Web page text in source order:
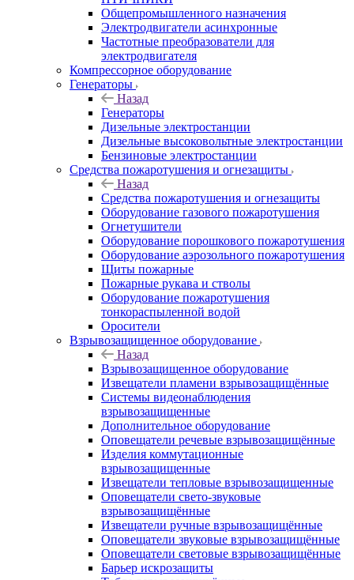
Общепромышленного назначения
Электродвигатели асинхронные
Частотные преобразователи для
электродвигателя
Компрессорное оборудование
Генераторы
Назад
Генераторы
Дизельные электростанции
Дизельные высоковольтные электростанции
Бензиновые электростанции
Средства пожаротушения и огнезащиты
Назад
Средства пожаротушения и огнезащиты
Оборудование газового пожаротушения
Огнетушители
Оборудование порошкового пожаротушения
Оборудование аэрозольного пожаротушения
Щиты пожарные
Пожарные рукава и стволы
Оборудование пожаротушения
тонкораспыленной водой
Оросители
Взрывозащищенное оборудование
Назад
Взрывозащищенное оборудование
Извещатели пламени взрывозащищённые
Системы видеонаблюдения
взрывозащищенные
Дополнительное оборудование
Оповещатели речевые взрывозащищённые
Изделия коммутационные
взрывозащищенные
Извещатели тепловые взрывозащищенные
Оповещатели свето-звуковые
взрывозащищённые
Извещатели ручные взрывозащищённые
Оповещатели звуковые взрывозащищённые
Оповещатели световые взрывозащищённые
Барьер искрозащиты